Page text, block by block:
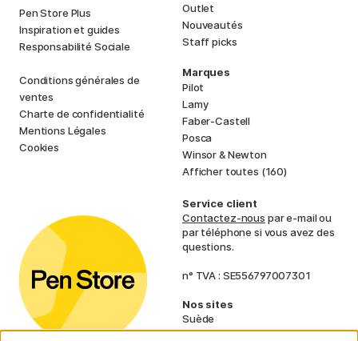
Pen Store Plus
Inspiration et guides
Responsabilité Sociale
Conditions générales de
ventes
Charte de confidentialité
Mentions Légales
Cookies
Outlet
Nouveautés
Staff picks
Marques
Pilot
Lamy
Faber-Castell
Posca
Winsor & Newton
Afficher toutes (160)
Service client
Contactez-nous par e-mail ou
par téléphone si vous avez des
questions.
n° TVA : SE556797007301
Nos sites
Suède
Norvège